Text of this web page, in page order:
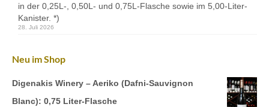
in der 0,25L-, 0,50L- und 0,75L-Flasche sowie im 5,00-Liter-
Kanister. *)
28. Juli 2026
Neu im Shop
Digenakis Winery – Aeriko (Dafni-Sauvignon
Blanc): 0,75 Liter-Flasche